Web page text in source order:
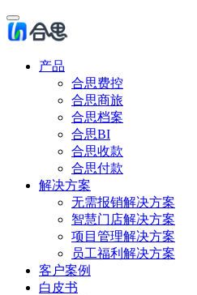
产品
合思费控
合思商旅
合思档案
合思BI
合思收款
合思付款
解决方案
无需报销解决方案
智慧门店解决方案
项目管理解决方案
员工福利解决方案
客户案例
白皮书